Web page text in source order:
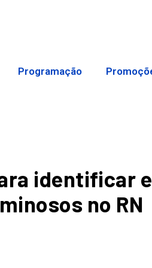
Programação
identificar
no RN